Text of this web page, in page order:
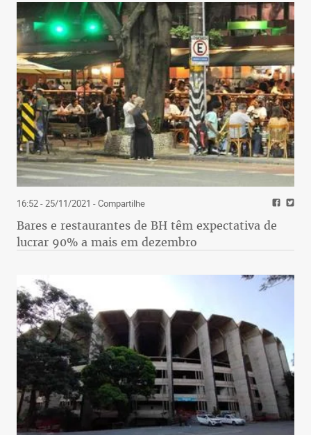
16:52 - 25/11/2021 - Compartilhe
Bares e restaurantes de BH têm expectativa de
lucrar 90% a mais em dezembro